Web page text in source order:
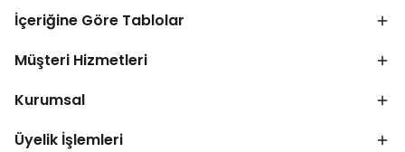
İçeriğine Göre Tablolar
Müşteri Hizmetleri
Kurumsal
Üyelik İşlemleri